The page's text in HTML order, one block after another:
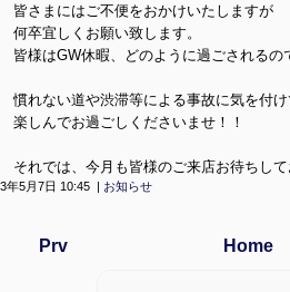
皆さまにはご不便をおかけいたしますが
何卒宜しくお願い致します。
皆様はGW休暇、どのように過ごされるの
慣れない道や渋滞等による事故に気を付け
楽しんでお過ごしくださいませ！！
それでは、今月も皆様のご来店お待ちして
年5月7日 10:45 | お知らせ
Prv Home